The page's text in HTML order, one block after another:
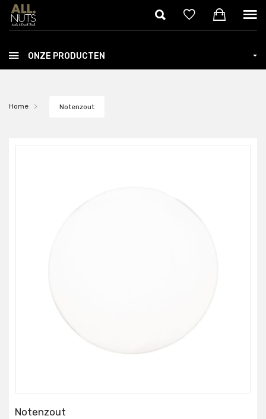
Skip to main content
ONZE PRODUCTEN
Home Notenzout
Notenzout